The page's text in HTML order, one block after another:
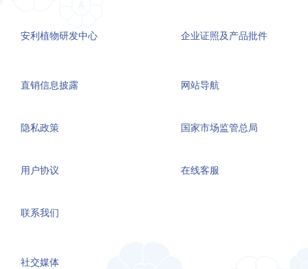
安利植物研发中心 企业证照及产品批件
直销信息披露
隐私政策
用户协议
联系我们
网站导航
国家市场监管总局
在线客服
社交媒体